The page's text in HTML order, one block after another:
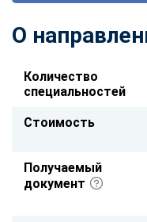
О
Количество
специальностей
Стоимость
Получаемый
документ